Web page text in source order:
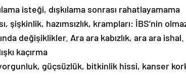
isteği, dışkılama sonrası rahatlayamama
şişkinlik, hazımsızlık, krampları: İBS’nin
değişiklikler. Ara ara kabızlık, ara ara ishal.
kaçırma
güçsüzlük, bitkinlik hissi, kanser